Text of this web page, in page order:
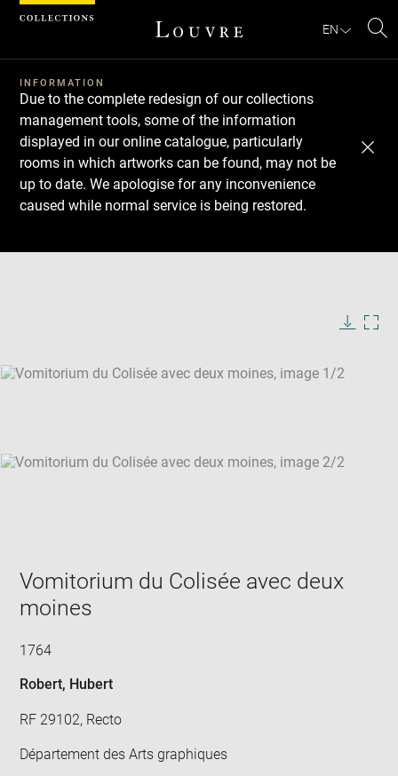
EN
INFORMATION
Due to the complete redesign of our collections
management tools, some of the information
displayed in our online catalogue, particularly
rooms in which artworks can be found, may not be
up to date. We apologise for any inconvenience
caused while normal service is being restored.
SKIP IMAGE CAROUSEL
Download
Next
Previous
Vomitorium du Colisée avec deux
moines
1764
Robert, Hubert
RF 29102, Recto
Département des Arts graphiques
Cookies management panel